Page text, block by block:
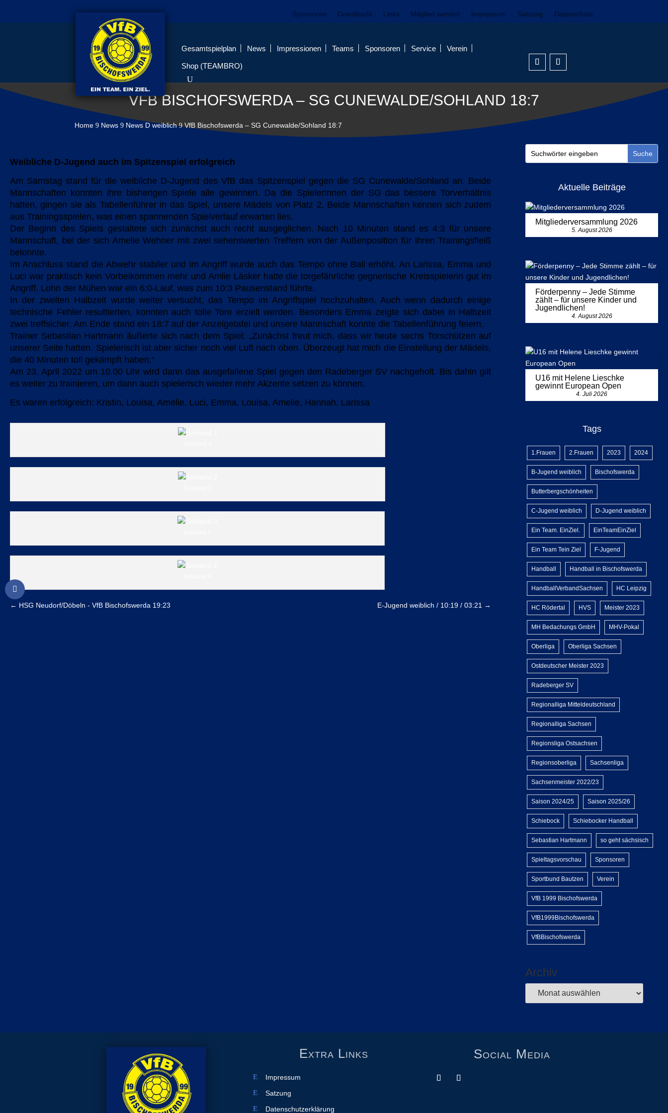
Sponsoren Downloads Links Mitglied werden Impressum Satzung Datenschutz
Gesamtspielplan News Impressionen Teams Sponsoren Service Verein
Shop (TEAMBRO)
VFB BISCHOFSWERDA – SG CUNEWALDE/SOHLAND 18:7
Home 9 News 9 News D weiblich 9 VfB Bischofswerda – SG Cunewalde/Sohland 18:7
Weibliche D-Jugend auch im Spitzenspiel erfolgreich
Am Samstag stand für die weibliche D-Jugend des VfB das Spitzenspiel gegen die SG Cunewalde/Sohland an. Beide
Mannschaften konnten ihre bisherigen Spiele alle gewinnen. Da die Spielerinnen der SG das bessere Torverhältnis
hatten, gingen sie als Tabellenführer in das Spiel, unsere Mädels von Platz 2. Beide Mannschaften kennen sich zudem
aus Trainingsspielen, was einen spannenden Spielverlauf erwarten lies.
Der Beginn des Spiels gestaltete sich zunächst auch recht ausgeglichen. Nach 10 Minuten stand es 4:3 für unsere
Mannschaft, bei der sich Amelie Wehner mit zwei sehenswerten Treffern von der Außenposition für ihren Trainingsfleiß
belohnte.
Im Anschluss stand die Abwehr stabiler und im Angriff wurde auch das Tempo ohne Ball erhöht. An Larissa, Emma und
Luci war praktisch kein Vorbeikommen mehr und Amlie Läsker hatte die torgefährliche gegnerische Kreisspielerin gut im
Angriff. Lohn der Mühen war ein 6:0-Lauf, was zum 10:3 Pausenstand führte.
In der zweiten Halbzeit wurde weiter versucht, das Tempo im Angriffspiel hochzuhalten. Auch wenn dadurch einige
technische Fehler resultierten, konnten auch tolle Tore erzielt werden. Besonders Emma zeigte sich dabei in Halbzeit
zwei treffsicher. Am Ende stand ein 18:7 auf der Anzeigetafel und unsere Mannschaft konnte die Tabellenführung feiern.
Trainer Sebastian Hartmann äußerte sich nach dem Spiel: „Zunächst freut mich, dass wir heute sechs Torschützen auf
unserer Seite hatten. Spielerisch ist aber sicher noch viel Luft nach oben. Überzeugt hat mich die Einstellung der Mädels,
die 40 Minuten toll gekämpft haben.“
Am 23. April 2022 um 10.00 Uhr wird dann das ausgefallene Spiel gegen den Radeberger SV nachgeholt. Bis dahin gilt
es weiter zu trainieren, um dann auch spielerisch wieder mehr Akzente setzen zu können.
Es waren erfolgreich: Kristin, Louisa, Amelie, Luci, Emma, Louisa, Amelie, Hannah, Larissa
← HSG Neudorf/Döbeln - VfB Bischofswerda 19:23 E-Jugend weiblich / 10:19 / 03:21 →
Aktuelle Beiträge
Mitgliederversammlung 2026
5. August 2026
Förderpenny – Jede Stimme
zählt – für unsere Kinder und
Jugendlichen!
4. August 2026
U16 mit Helene Lieschke
gewinnt European Open
4. Juli 2026
Tags
1.Frauen 2.Frauen 2023 2024
B-Jugend weiblich Bischofswerda
Butterbergschönheiten
C-Jugend weiblich D-Jugend weiblich
Ein Team. EinZiel. EinTeamEinZiel
Ein Team Tein Ziel F-Jugend
Handball Handball in Bischofswerda
HandballVerbandSachsen HC Leipzig
HC Rödertal HVS Meister 2023
MH Bedachungs GmbH MHV-Pokal
Oberliga Oberliga Sachsen
Ostdeutscher Meister 2023
Radeberger SV
Regionalliga Mitteldeutschland
Regionalliga Sachsen
Regionsliga Ostsachsen
Regionsoberliga Sachsenliga
Sachsenmeister 2022/23
Saison 2024/25 Saison 2025/26
Schiebock Schiebocker Handball
Sebastian Hartmann so geht sächsisch
Spieltagsvorschau Sponsoren
Sportbund Bautzen Verein
VfB 1999 Bischofswerda
VfB1999Bischofswerda
VfBBischofswerda
Archiv
Extra Links
Impressum
Satzung
Datenschutzerklärung
Social Media